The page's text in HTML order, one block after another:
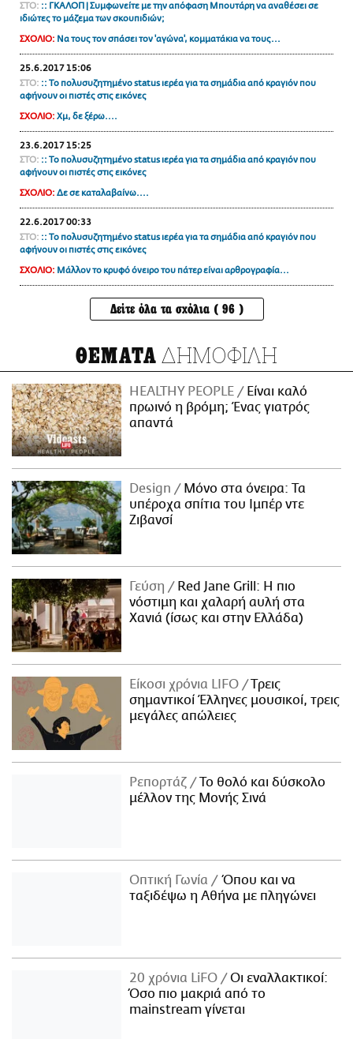
ΣΤΟ: :: ΓΚΑΛΟΠ | Συμφωνείτε με την απόφαση Μπουτάρη να αναθέσει σε
ιδιώτες το μάζεμα των σκουπιδιών;
ΣΧΟΛΙΟ: Να τους τον σπάσει τον 'αγώνα', κομματάκια να τους...
25.6.2017 15:06
ΣΤΟ: :: Το πολυσυζητημένο status ιερέα για τα σημάδια από κραγιόν που
αφήνουν οι πιστές στις εικόνες
ΣΧΟΛΙΟ: Χμ, δε ξέρω....
23.6.2017 15:25
ΣΤΟ: :: Το πολυσυζητημένο status ιερέα για τα σημάδια από κραγιόν που
αφήνουν οι πιστές στις εικόνες
ΣΧΟΛΙΟ: Δε σε καταλαβαίνω....
22.6.2017 00:33
ΣΤΟ: :: Το πολυσυζητημένο status ιερέα για τα σημάδια από κραγιόν που
αφήνουν οι πιστές στις εικόνες
ΣΧΟΛΙΟ: Μάλλον το κρυφό όνειρο του πάτερ είναι αρθρογραφία...
Δείτε όλα τα σχόλια ( 96 )
ΘΕΜΑΤΑ ΔΗΜΟΦΙΛΗ
HEALTHY PEOPLE
Είναι καλό
πρωινό η βρόμη; Ένας γιατρός
απαντά
Design
Μόνο στα όνειρα: Τα
υπέροχα σπίτια του Ιμπέρ ντε
Ζιβανσί
Γεύση
Red Jane Grill: Η πιο
νόστιμη και χαλαρή αυλή στα
Χανιά (ίσως και στην Ελλάδα)
Είκοσι χρόνια LIFO
Tρεις
σημαντικοί Έλληνες μουσικοί, τρεις
μεγάλες απώλειες
Ρεπορτάζ
Το θολό και δύσκολο
μέλλον της Μονής Σινά
Οπτική Γωνία
Όπου και να
ταξιδέψω η Αθήνα με πληγώνει
20 χρόνια LiFO
Οι εναλλακτικοί:
Όσο πιο μακριά από το
mainstream γίνεται